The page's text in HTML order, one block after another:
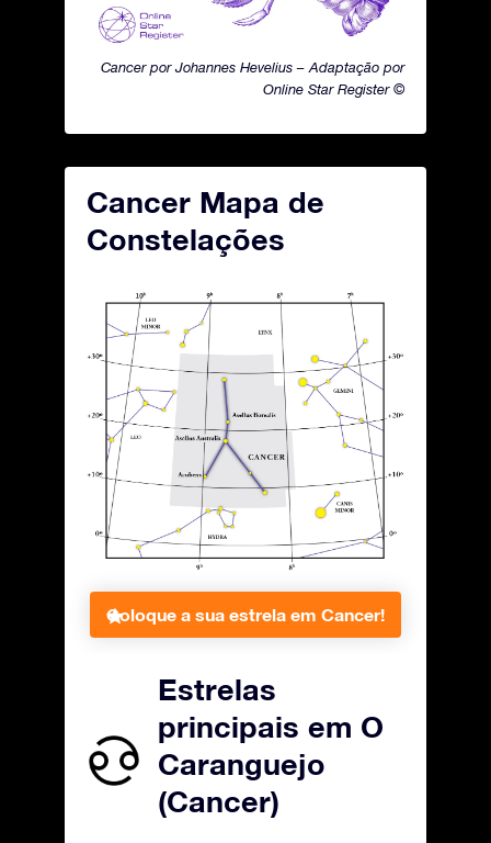
Cancer por Johannes Hevelius – Adaptação por
Online Star Register ©
Cancer Mapa de
Constelações
Coloque a sua estrela em Cancer!
Estrelas
principais em O
Caranguejo
(Cancer)